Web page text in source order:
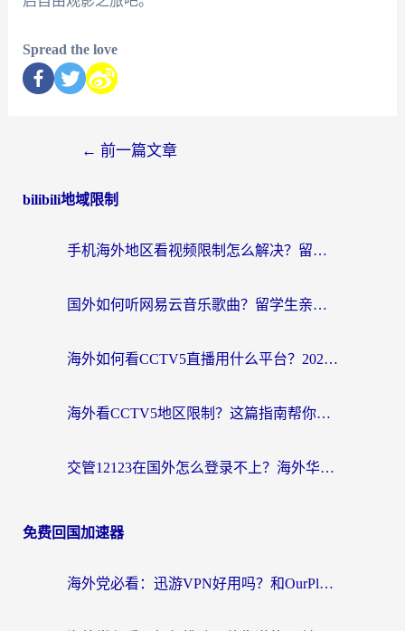
Spread the love
← 前一篇文章
bilibili地域限制
手机海外地区看视频限制怎么解决？留学生亲测有效的回国加速器指南
国外如何听网易云音乐歌曲？留学生亲测有效的回国加速方案
海外如何看CCTV5直播用什么平台？2026最新指南：看欧洲杯、中超、奥运不再卡
海外看CCTV5地区限制？这篇指南帮你流畅看欧洲杯、NBA还听中文解说
交管12123在国外怎么登录不上？海外华人必看的回国加速器选择指南
免费回国加速器
海外党必看：迅游VPN好用吗？和OurPlay VPN对比哪个回国效果更好？附真实体验测评